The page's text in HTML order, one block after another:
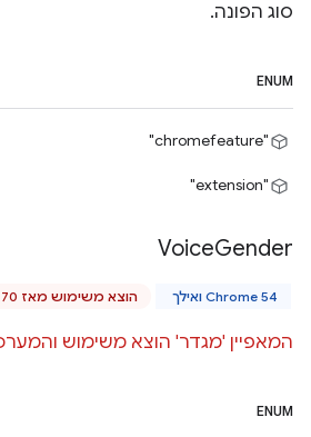
סוג הפונה.
ENUM
"chromefeature"
"extension"
VoiceGender
Chrome 54 ואילך הוצא משימוש מאז Chrome 70
המאפיין 'מגדר' הוצא משימוש
ENUM